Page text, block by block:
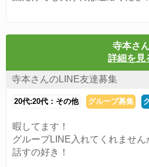
寺本さ
詳細を見
寺本さんのLINE友達募集
20代:20代：その他 グループ募集
暇してます！
グループLINE入れてくれません
話すの好き！